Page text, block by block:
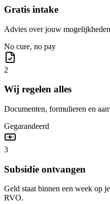
Gratis intake
Advies over jouw
No cure, no pay
2
Wij regelen alles
Documenten, formulieren en
Gegarandeerd
3
Subsidie ontvangen
Geld staat binnen een week op
RVO.